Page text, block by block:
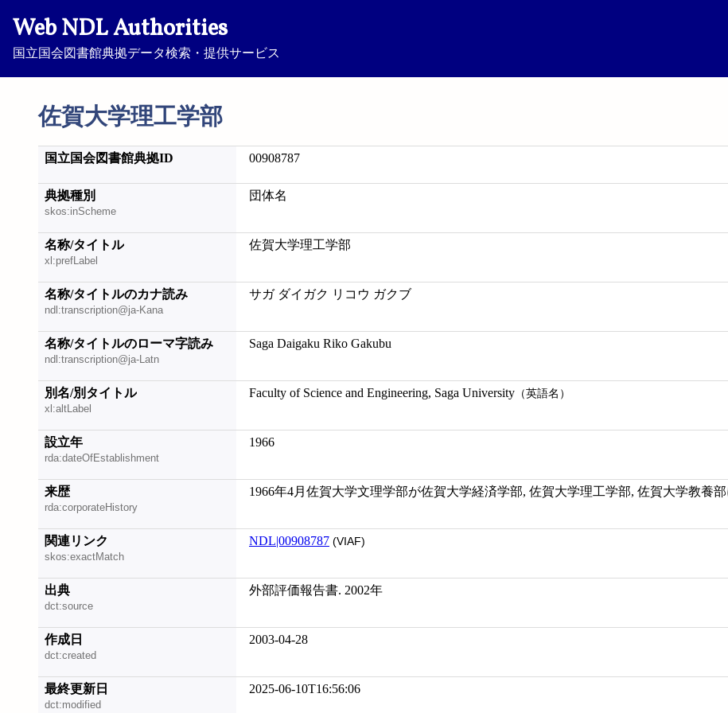
Web NDL Authorities
国立国会図書館典拠データ検索・提供サービス
佐賀大学理工学部
国立国会図書館典拠ID 00908787
典拠種別
skos:inScheme
団体名
名称/タイトル
xl:prefLabel
佐賀大学理工学部
名称/タイトルのカナ読み
ndl:transcription@ja-Kana
サガ ダイガク リコウ ガクブ
名称/タイトルのローマ字読み
ndl:transcription@ja-Latn
Saga Daigaku Riko Gakubu
別名/別タイトル
xl:altLabel
Faculty of Science and Engineering, Saga University （英語名）
設立年
rda:dateOfEstablishment
1966
来歴
rda:corporateHistory
1966年4月佐賀大学文理学部が佐賀大学経済学部, 佐賀大学理工学部, 佐賀大学教養
関連リンク
skos:exactMatch
NDL|00908787 (VIAF)
出典
dct:source
外部評価報告書. 2002年
作成日
dct:created
2003-04-28
最終更新日
dct:modified
2025-06-10T16:56:06